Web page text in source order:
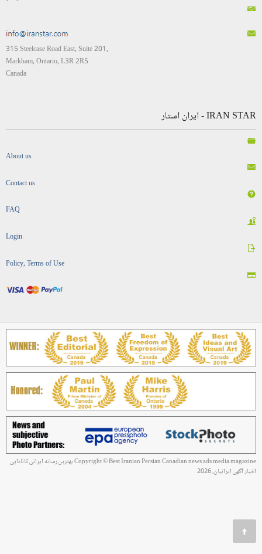
315 Steelcase Road East, Suite 201,
Markham, Ontario, L3R 2R5
Canada
IRAN STAR - ایران استار
About us
Contact us
FAQ
Login
Policy, Terms of Use
Copyright © Best Iranian Persian Canadian news ads media magazine بهترین رسانه ایرانی کانادایی
اخبار آگهی ایرانیان, 2026